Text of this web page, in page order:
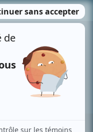
MENU
Recherche avancée »